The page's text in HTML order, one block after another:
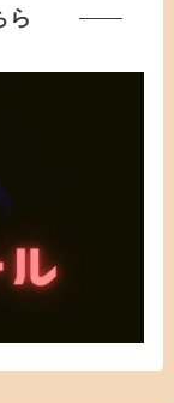
ら